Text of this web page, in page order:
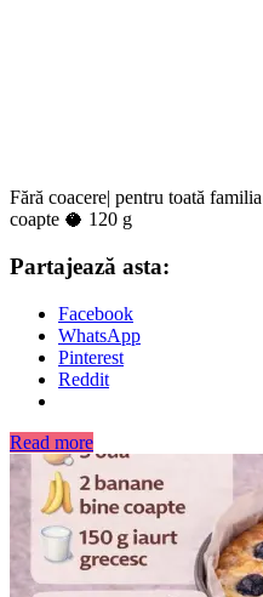
Fără coacere| pentru toată
coapte 🥥 120 g
Partajează asta:
Facebook
WhatsApp
Pinterest
Reddit
Read more